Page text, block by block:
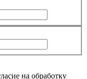
на обработку